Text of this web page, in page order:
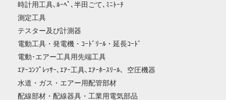
時計用工具､ﾙｰﾍﾟ､半田ごて､ﾐﾆﾄｰﾁ
測定工具
テスター及び計測器
電動工具・発電機・ｺｰﾄﾞﾘｰﾙ・延長ｺｰﾄﾞ
電動･エアー工具用先端工具
ｴｱｰｺﾝﾌﾟﾚｯｻｰ､ｴｱｰ工具､ｴｱｰﾎｰｽﾘｰﾙ、空圧機器
水道・ガス・エアー用配管部材
配線部材・配線器具・工業用電気部品